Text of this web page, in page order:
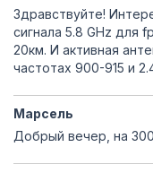
Здравствуйте!
сигнала 5.8 GHz для
20км. И активная
частотах 900-915 и
Марсель
Добрый вечер, на